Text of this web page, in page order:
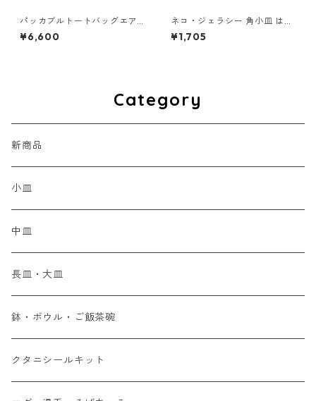
パッカブルトートバッグエア
ー S [王様]ネイビー
¥6,600
ネコ・ジェラシー 角小皿 はち
われ
¥1,705
Category
新商品
小皿
中皿
長皿・大皿
鉢・ボウル・ご飯茶碗
クタニシールキット